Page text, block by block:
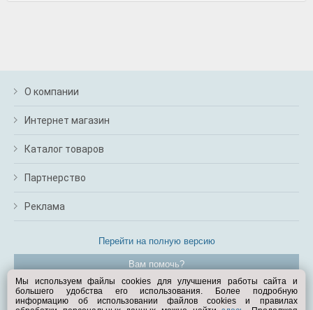
О компании
Интернет магазин
Каталог товаров
Партнерство
Реклама
Перейти на полную версию
Вам помочь?
© Exist.ru 1998—2026
Мы используем файлы cookies для улучшения работы сайта и
большего удобства его использования. Более подробную
информацию об использовании файлов cookies и правилах